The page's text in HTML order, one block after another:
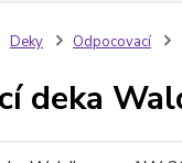
Deky Odpocovací
deka